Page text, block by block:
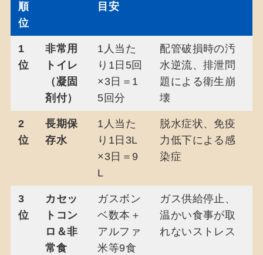
順
位
目安
1
位
非常用
トイレ
（凝固
剤付）
1人当た
り1日5回
×3日＝1
5回分
配管破損時の汚
水逆流、排泄問
題による衛生崩
壊
2
位
長期保
存水
1人当た
り1日3L
×3日＝9
L
脱水症状、免疫
力低下による感
染症
3
位
カセッ
トコン
ロ＆非
常食
ガスボン
ベ数本＋
アルファ
米等9食
ガス供給停止、
温かい食事が取
れないストレス